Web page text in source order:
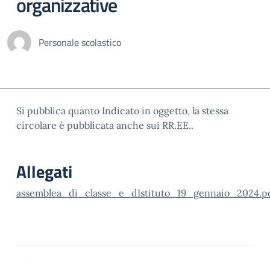
Personale scolastico
Si pubblica quanto Indicato in oggetto, la stessa
circolare è pubblicata anche sui RR.EE..
Allegati